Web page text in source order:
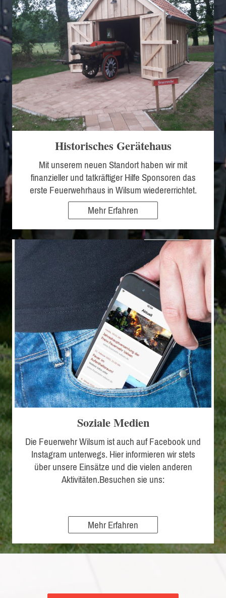
Historisches Gerätehaus
Mit unserem neuen Standort haben wir mit
finanzieller und tatkräftiger Hilfe Sponsoren das
erste Feuerwehrhaus in Wilsum wiedererrichtet.
Mehr Erfahren
Soziale Medien
Die Feuerwehr Wilsum ist auch auf Facebook und
Instagram unterwegs. Hier informieren wir stets
über unsere Einsätze und die vielen anderen
Aktivitäten.Besuchen sie uns:
Mehr Erfahren